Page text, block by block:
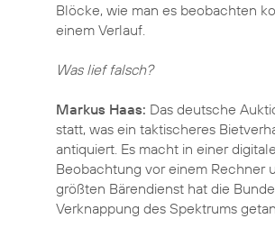
Blöcke, wie man es beobachten
einem Verlauf.
Was lief falsch?
Markus Haas: Das deutsche
statt, was ein taktischeres
antiquiert. Es macht in einer
Beobachtung vor einem Rechner
größten Bärendienst hat die
Verknappung des Spektrums